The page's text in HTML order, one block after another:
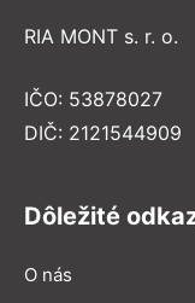
RIA MONT s. r. o.
IČO: 53878027
DIČ: 2121544909
Dôležité
O nás